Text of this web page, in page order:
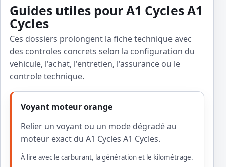
Guides utiles pour A1 Cycles A1
Cycles
Ces dossiers prolongent la fiche technique avec
des controles concrets selon la configuration du
vehicule, l'achat, l'entretien, l'assurance ou le
controle technique.
Voyant moteur orange
Relier un voyant ou un mode dégradé au
moteur exact du A1 Cycles A1 Cycles.
À lire avec le carburant, la génération et le kilométrage.